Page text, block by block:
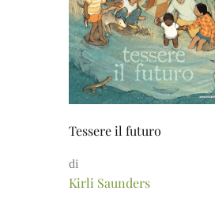
Tessere il futuro
di
Kirli Saunders